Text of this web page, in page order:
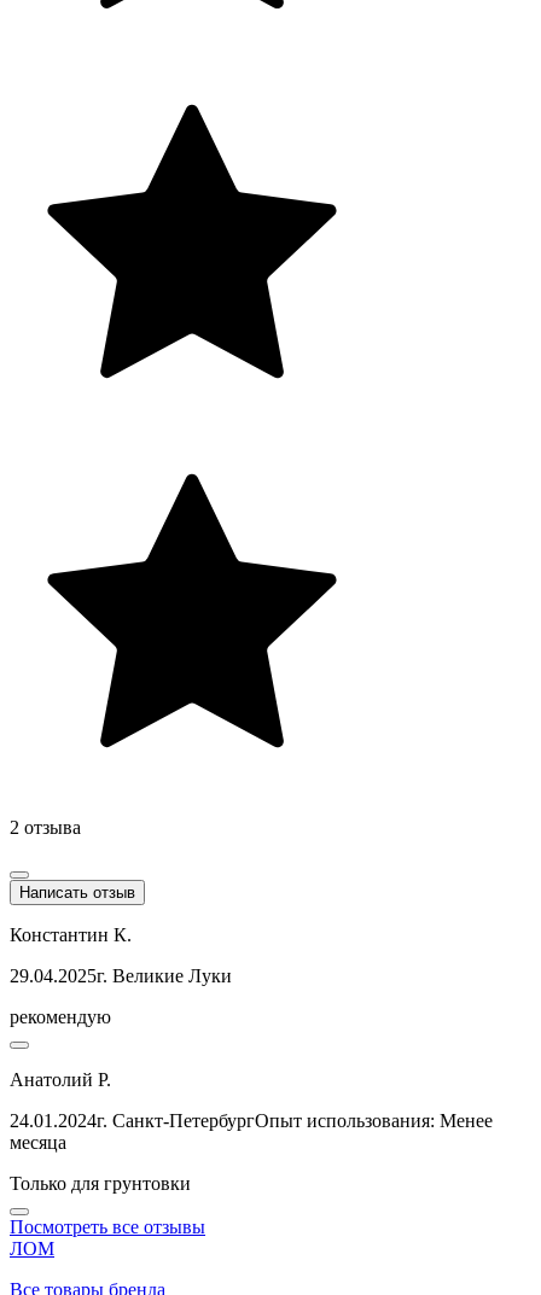
2 отзыва
Написать отзыв
Константин К.
29.04.2025г. Великие Луки
рекомендую
Анатолий Р.
24.01.2024г. Санкт-ПетербургОпыт использования: Менее
месяца
Только для грунтовки
Посмотреть все отзывы
ЛОМ
Все товары бренда